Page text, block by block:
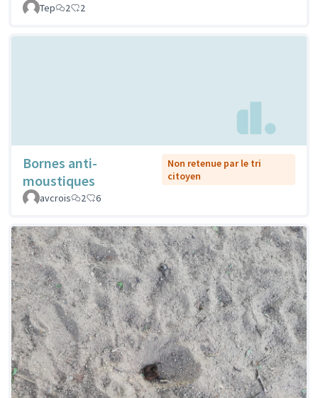
Tep
2 2
Bornes anti-
moustiques
Non retenue par le tri
citoyen
avcrois
2 6